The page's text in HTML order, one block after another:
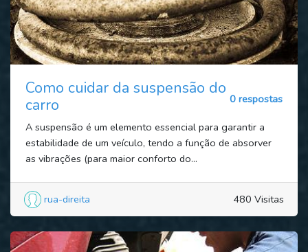
Como cuidar da suspensão do
carro
0 respostas
A suspensão é um elemento essencial para garantir a
estabilidade de um veículo, tendo a função de absorver
as vibrações (para maior conforto do...
rua-direita 480 Visitas